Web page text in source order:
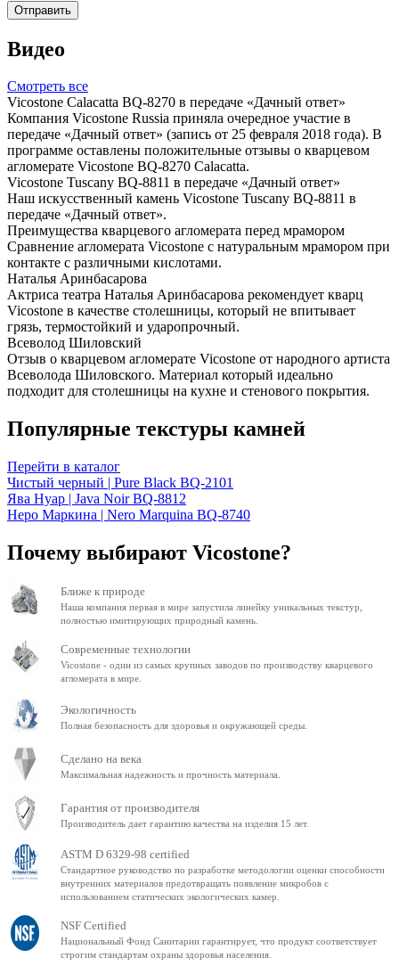
Отправить
Видео
Смотреть все
Vicostone Calacatta BQ-8270 в передаче «Дачный ответ»
Компания Vicostone Russia приняла очередное участие в
передаче «Дачный ответ» (запись от 25 февраля 2018 года). В
программе оставлены положительные отзывы о кварцевом
агломерате Vicostone BQ-8270 Calacatta.
Vicostone Tuscany BQ-8811 в передаче «Дачный ответ»
Наш искусственный камень Vicostone Tuscany BQ-8811 в
передаче «Дачный ответ».
Преимущества кварцевого агломерата перед мрамором
Сравнение агломерата Vicostone с натуральным мрамором при
контакте с различными кислотами.
Наталья Аринбасарова
Актриса театра Наталья Аринбасарова рекомендует кварц
Vicostone в качестве столешницы, который не впитывает
грязь, термостойкий и ударопрочный.
Всеволод Шиловский
Отзыв о кварцевом агломерате Vicostone от народного артиста
Всеволода Шиловского. Материал который идеально
подходит для столешницы на кухне и стенового покрытия.
Популярные текстуры камней
Перейти в каталог
Чистый черный | Pure Black BQ-2101
Ява Нуар | Java Noir BQ-8812
Неро Маркина | Nero Marquina BQ-8740
Почему выбирают Vicostone?
Ближе к природе
Наша компания первая в мире запустила линейку уникальных текстур,
полностью имитирующих природный камень.
Современные технологии
Vicostone - один из самых крупных заводов по производству кварцевого
агломерата в мире.
Экологичность
Полная безопасность для здоровья и окружающей среды.
Сделано на века
Максимальная надежность и прочность материала.
Гарантия от производителя
Производитель дает гарантию качества на изделия 15 лет.
ASTM D 6329-98 certified
Стандартное руководство по разработке методологии оценки способности
внутренних материалов предотвращать появление микробов с
использованием статических экологических камер.
NSF Certified
Национальный Фонд Санитарии гарантирует, что продукт соответствует
строгим стандартам охраны здоровья населения.